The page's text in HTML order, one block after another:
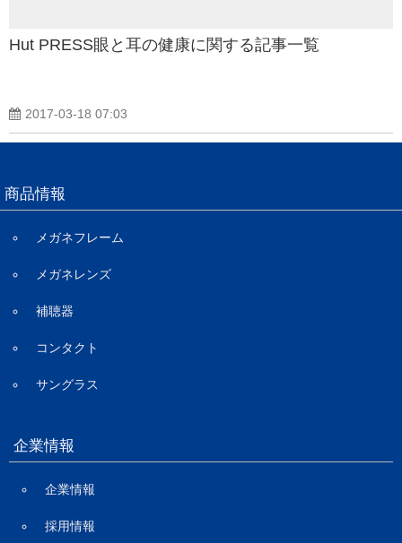
Hut PRESS眼と耳の健康に関する記事一覧
2017-03-18 07:03
商品情報
メガネフレーム
メガネレンズ
補聴器
コンタクト
サングラス
企業情報
企業情報
採用情報